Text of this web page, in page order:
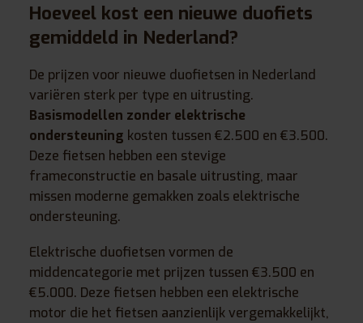
Hoeveel kost een nieuwe duofiets
gemiddeld in Nederland?
De prijzen voor nieuwe duofietsen in Nederland
variëren sterk per type en uitrusting.
Basismodellen zonder elektrische
ondersteuning kosten tussen €2.500 en €3.500.
Deze fietsen hebben een stevige
frameconstructie en basale uitrusting, maar
missen moderne gemakken zoals elektrische
ondersteuning.
Elektrische duofietsen vormen de
middencategorie met prijzen tussen €3.500 en
€5.000. Deze fietsen hebben een elektrische
motor die het fietsen aanzienlijk vergemakkelijkt,